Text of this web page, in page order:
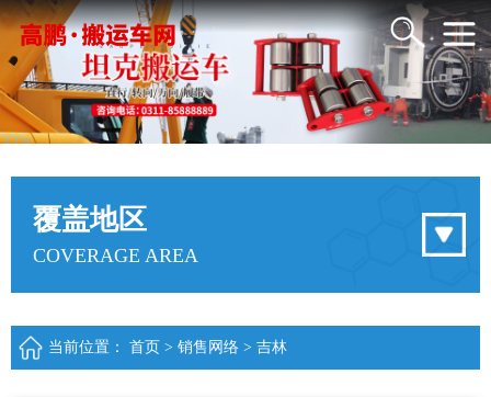
覆盖地区
COVERAGE AREA
当前位置： 首页 > 销售网络 > 吉林